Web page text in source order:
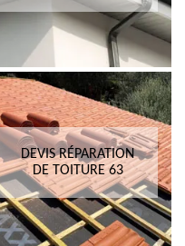
DEVIS RÉPARATION
DE TOITURE 63